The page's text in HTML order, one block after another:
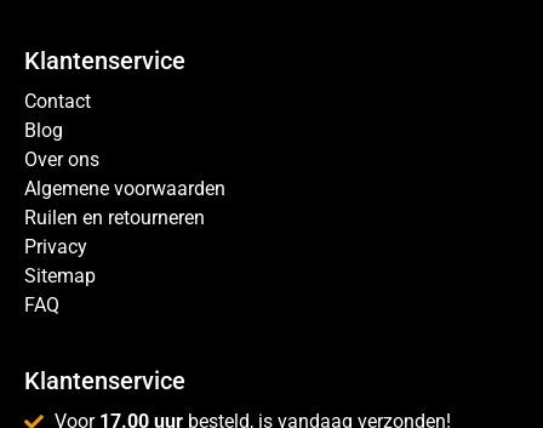
Klantenservice
Contact
Blog
Over ons
Algemene voorwaarden
Ruilen en retourneren
Privacy
Sitemap
FAQ
Klantenservice
Voor 17.00 uur besteld, is vandaag verzonden!